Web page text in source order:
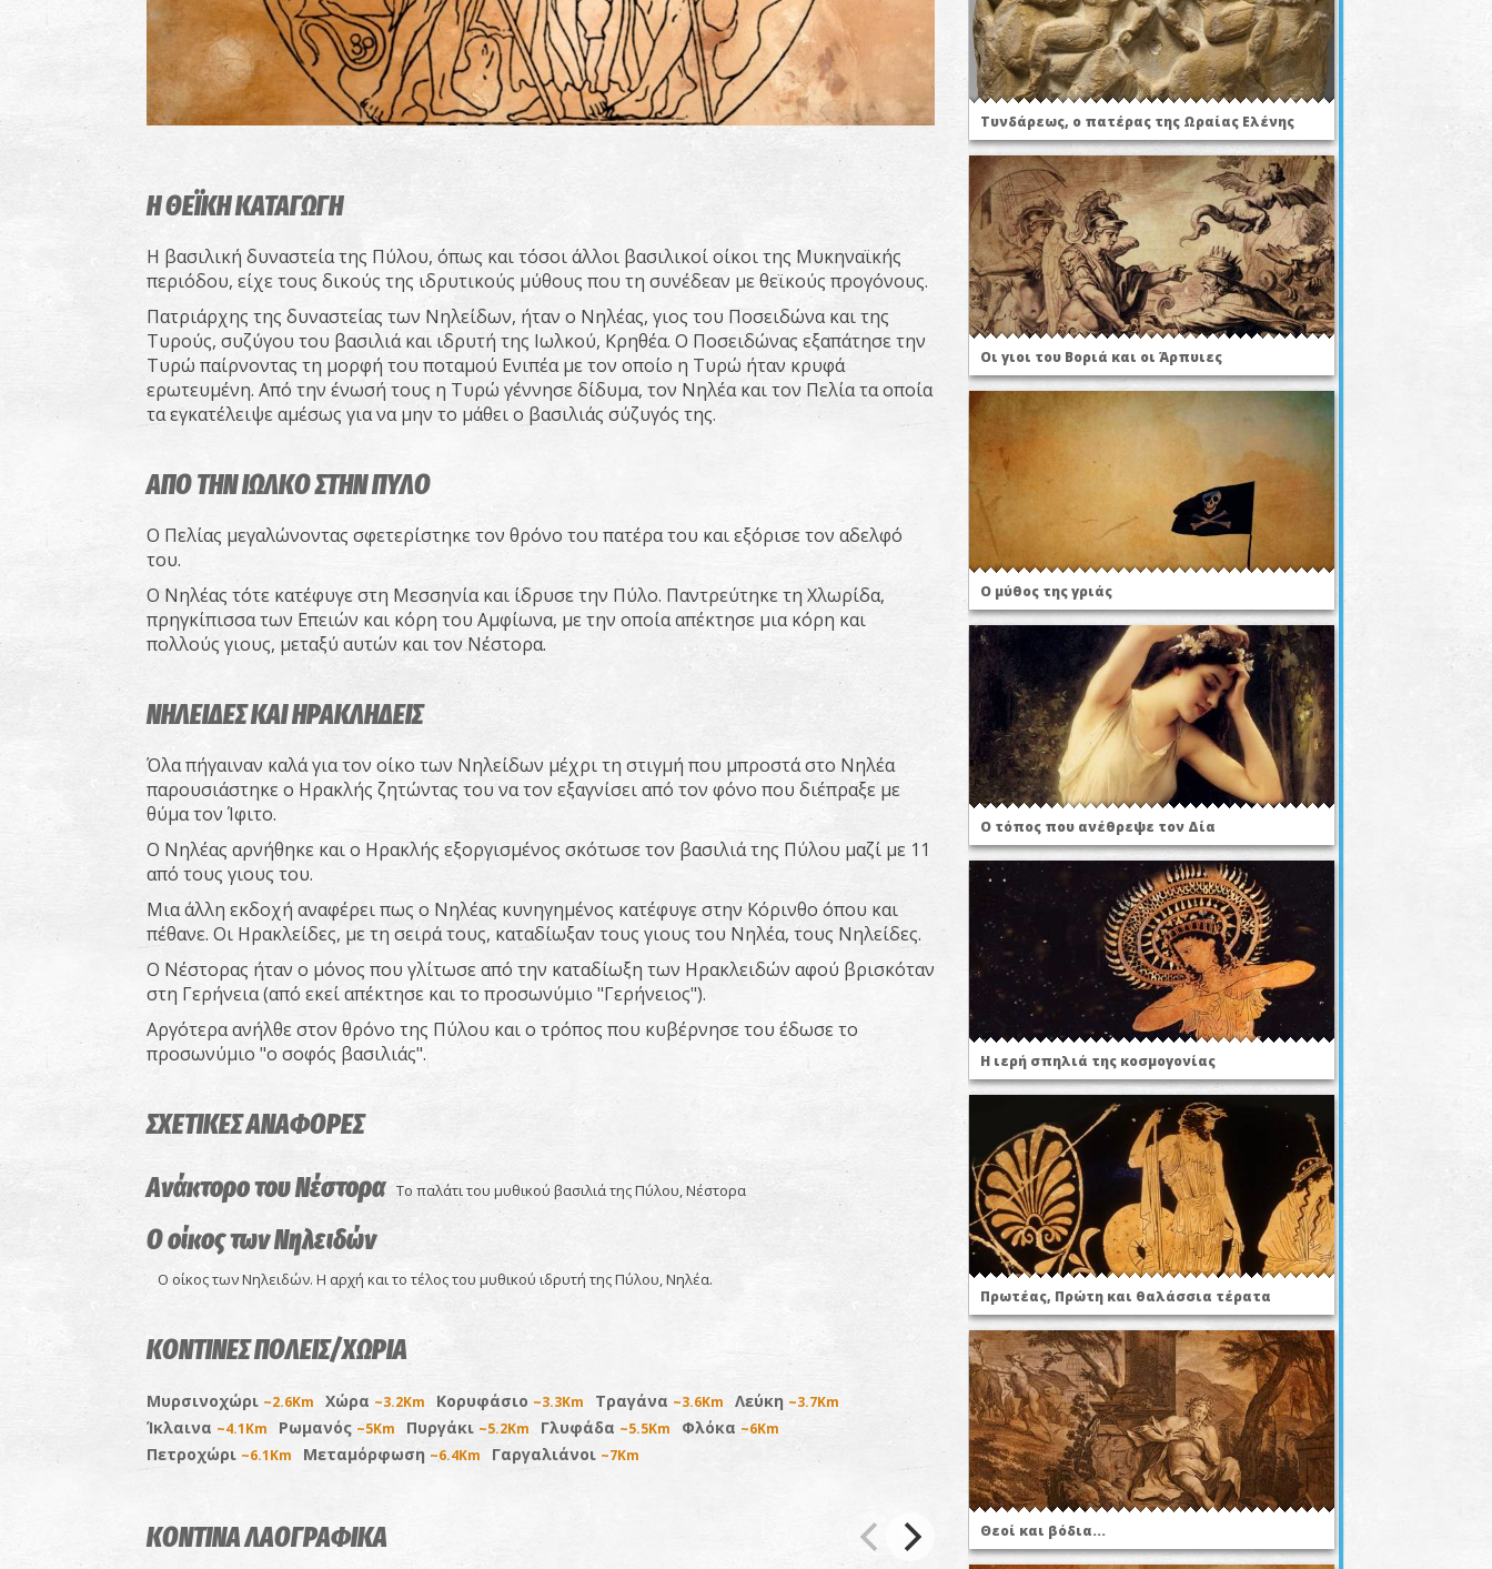
Η ΘΕΪΚΗ ΚΑΤΑΓΩΓΗ
Η βασιλική δυναστεία της Πύλου, όπως και τόσοι άλλοι βασιλικοί οίκοι της Μυκηναϊκής
περιόδου, είχε τους δικούς της ιδρυτικούς μύθους που τη συνέδεαν με θεϊκούς προγόνους.
Πατριάρχης της δυναστείας των Νηλείδων, ήταν ο Νηλέας, γιος του Ποσειδώνα και της
Τυρούς, συζύγου του βασιλιά και ιδρυτή της Ιωλκού, Κρηθέα. Ο Ποσειδώνας εξαπάτησε την
Τυρώ παίρνοντας τη μορφή του ποταμού Ενιπέα με τον οποίο η Τυρώ ήταν κρυφά
ερωτευμένη. Από την ένωσή τους η Τυρώ γέννησε δίδυμα, τον Νηλέα και τον Πελία τα οποία
τα εγκατέλειψε αμέσως για να μην το μάθει ο βασιλιάς σύζυγός της.
ΑΠΟ ΤΗΝ ΙΩΛΚΟ ΣΤΗΝ ΠΥΛΟ
Ο Πελίας μεγαλώνοντας σφετερίστηκε τον θρόνο του πατέρα του και εξόρισε τον αδελφό
του.
Ο Νηλέας τότε κατέφυγε στη Μεσσηνία και ίδρυσε την Πύλο. Παντρεύτηκε τη Χλωρίδα,
πρηγκίπισσα των Επειών και κόρη του Αμφίωνα, με την οποία απέκτησε μια κόρη και
πολλούς γιους, μεταξύ αυτών και τον Νέστορα.
ΝΗΛΕΙΔΕΣ ΚΑΙ ΗΡΑΚΛΗΔΕΙΣ
Όλα πήγαιναν καλά για τον οίκο των Νηλείδων μέχρι τη στιγμή που μπροστά στο Νηλέα
παρουσιάστηκε ο Ηρακλής ζητώντας του να τον εξαγνίσει από τον φόνο που διέπραξε με
θύμα τον Ίφιτο.
Ο Νηλέας αρνήθηκε και ο Ηρακλής εξοργισμένος σκότωσε τον βασιλιά της Πύλου μαζί με 11
από τους γιους του.
Μια άλλη εκδοχή αναφέρει πως ο Νηλέας κυνηγημένος κατέφυγε στην Κόρινθο όπου και
πέθανε. Οι Ηρακλείδες, με τη σειρά τους, καταδίωξαν τους γιους του Νηλέα, τους Νηλείδες.
Ο Νέστορας ήταν ο μόνος που γλίτωσε από την καταδίωξη των Ηρακλειδών αφού βρισκόταν
στη Γερήνεια (από εκεί απέκτησε και το προσωνύμιο "Γερήνειος").
Αργότερα ανήλθε στον θρόνο της Πύλου και ο τρόπος που κυβέρνησε του έδωσε το
προσωνύμιο "ο σοφός βασιλιάς".
ΣΧΕΤΙΚΕΣ ΑΝΑΦΟΡΕΣ
Ανάκτορο του Νέστορα Το παλάτι του μυθικού βασιλιά της Πύλου, Νέστορα
Ο οίκος των Νηλειδών
Ο οίκος των Νηλειδών. Η αρχή και το τέλος του μυθικού ιδρυτή της Πύλου, Νηλέα.
ΚΟΝΤΙΝΕΣ ΠΟΛΕΙΣ/ΧΩΡΙΑ
Μυρσινοχώρι ~2.6Km Χώρα ~3.2Km Κορυφάσιο ~3.3Km Τραγάνα ~3.6Km Λεύκη ~3.7Km
Ίκλαινα ~4.1Km Ρωμανός ~5Km Πυργάκι ~5.2Km Γλυφάδα ~5.5Km Φλόκα ~6Km
Πετροχώρι ~6.1Km Μεταμόρφωση ~6.4Km Γαργαλιάνοι ~7Km
ΚΟΝΤΙΝΑ ΛΑΟΓΡΑΦΙΚΑ
Τυνδάρεως, ο πατέρας της Ωραίας Ελένης
Οι γιοι του Βοριά και οι Άρπυιες
Ο μύθος της γριάς
Ο τόπος που ανέθρεψε τον Δία
Η ιερή σπηλιά της κοσμογονίας
Πρωτέας, Πρώτη και θαλάσσια τέρατα
Θεοί και βόδια...